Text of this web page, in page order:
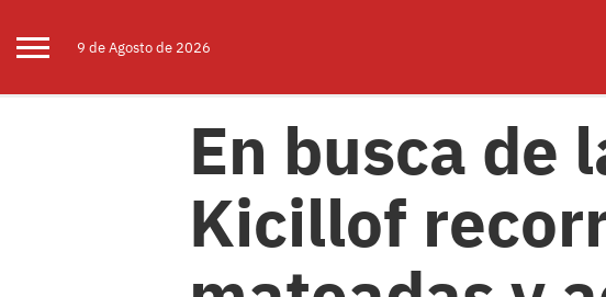
9 deAgostode 2026
En busca de
Kicillof